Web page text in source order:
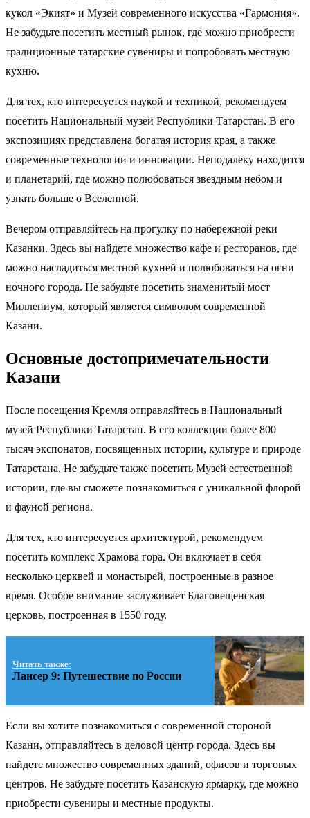
кукол «Экият» и Музей современного искусства «Гармония».
Не забудьте посетить местный рынок, где можно приобрести
традиционные татарские сувениры и попробовать местную
кухню.
Для тех, кто интересуется наукой и техникой, рекомендуем
посетить Национальный музей Республики Татарстан. В его
экспозициях представлена богатая история края, а также
современные технологии и инновации. Неподалеку находится
и планетарий, где можно полюбоваться звездным небом и
узнать больше о Вселенной.
Вечером отправляйтесь на прогулку по набережной реки
Казанки. Здесь вы найдете множество кафе и ресторанов, где
можно насладиться местной кухней и полюбоваться на огни
ночного города. Не забудьте посетить знаменитый мост
Миллениум, который является символом современной
Казани.
Основные достопримечательности
Казани
После посещения Кремля отправляйтесь в Национальный
музей Республики Татарстан. В его коллекции более 800
тысяч экспонатов, посвященных истории, культуре и природе
Татарстана. Не забудьте также посетить Музей естественной
истории, где вы сможете познакомиться с уникальной флорой
и фауной региона.
Для тех, кто интересуется архитектурой, рекомендуем
посетить комплекс Храмова гора. Он включает в себя
несколько церквей и монастырей, построенные в разное
время. Особое внимание заслуживает Благовещенская
церковь, построенная в 1550 году.
Читать также:
Лансер 9: Путешествие по России
Если вы хотите познакомиться с современной стороной
Казани, отправляйтесь в деловой центр города. Здесь вы
найдете множество современных зданий, офисов и торговых
центров. Не забудьте посетить Казанскую ярмарку, где можно
приобрести сувениры и местные продукты.